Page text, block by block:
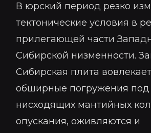
В юрский период резко
тектонические условия в
прилегающей части
Сибирской низменности.
Сибирская плита
обширные погружения
нисходящих мантийных
опускания, оживляются и